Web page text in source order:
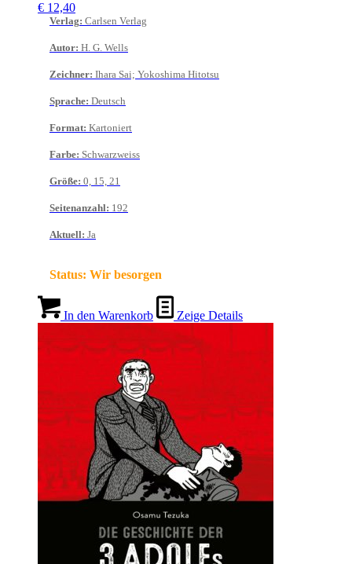
€ 12,40
Verlag: Carlsen Verlag
Autor: H. G. Wells
Zeichner: Ihara Sai; Yokoshima Hitotsu
Sprache: Deutsch
Format: Kartoniert
Farbe: Schwarzweiss
Größe: 0, 15, 21
Seitenanzahl: 192
Aktuell: Ja
Status: Wir besorgen
In den Warenkorb Zeige Details